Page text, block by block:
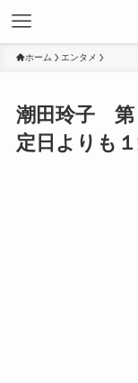
ホーム エンタメ
潮田玲子
定日よりも